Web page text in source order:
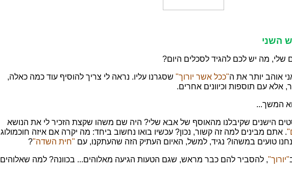
השני
שלי, מה יש לכם להגיד לסכלים היום?
אוהב יותר את ה"ככל אשר יורוך" שסגרנו עליו. נראה לי צריך להוסיף עוד כמה כאלה,
אלא עם תוספות וכיוונים אחרים.
המשך...
הישנים שקיבלנו מהאוסף של אבא שלי? היה שם משהו שקצת הזכיר לי את הנושא
. אתם מבינים למה זה קשור, נכון? עכשיו בואו נחשוב ביחד: מה יקרה אם איזה חוכמולוג
טועים במשהו? נגיד, למשל, האיום העתיק הזה שהעתקנו, עם "חית השדה"?
"יורוך", להסביר להם כבר מראש, שגם הטעות הגיעה מאלוהים... בכוונה? למה שאלוהים